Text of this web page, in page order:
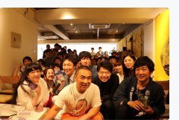
アート・写真
テクノロジー・ガジェット
映像・映画